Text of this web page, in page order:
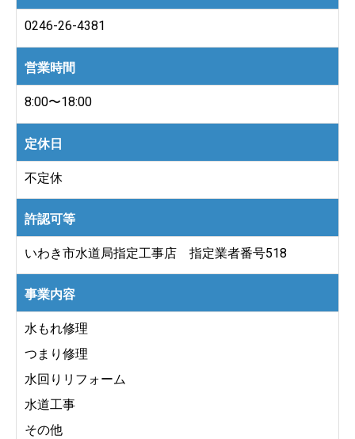
0246-26-4381
営業時間
8:00〜18:00
定休日
不定休
許認可等
いわき市水道局指定工事店 指定業者番号518​
事業内容
水もれ修理
つまり修理
水回りリフォーム
水道工事
その他